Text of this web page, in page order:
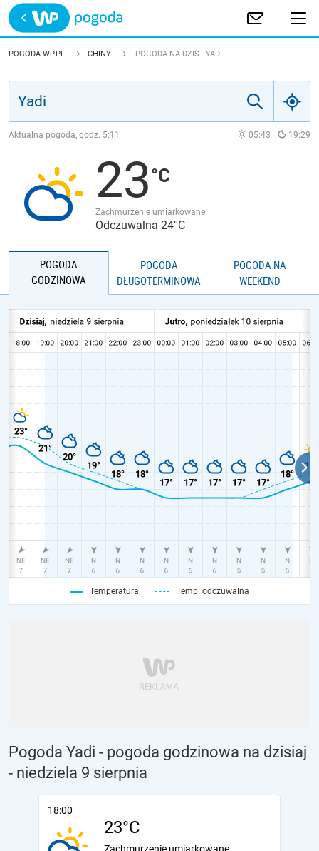
Trwa ładowanie
POLSKA
JAKOŚĆ POWIETRZA
POGODA WP.PL CHINY POGODA NA DZIŚ - YADI
Aktualna pogoda, godz. 5:11 05:43 19:29
23
Zachmurzenie umiarkowane
Odczuwalna 24°C
POGODA
GODZINOWA
POGODA
DŁUGOTERMINOWA
POGODA NA
WEEKEND
Temperatura Temp. odczuwalna
Pogoda Yadi - pogoda godzinowa na dzisiaj
- niedziela 9 sierpnia
18:00
23°C